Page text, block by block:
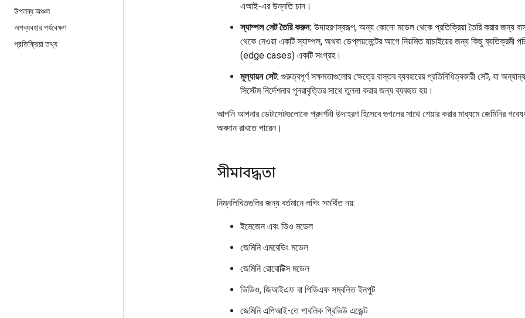
উপলব্ধ অঞ্চল
অপব্যবহার পর্যবেক্ষণ
প্রতিক্রিয়া তথ্য
এআই-এর উন্নতি চান।
স্যাম্পল সেট তৈরি করুন: উদাহরণস্বরূপ, অন্য কোনো মডেল থেকে প্রতিক্রিয়া তৈরি করার জন্য
থেকে নেওয়া একটি স্যাম্পল, অথবা ডেপ্লয়মেন্টের আগে নিয়মিত যাচাইয়ের জন্য কিছু ব্যতিক্রমী
(edge ​​cases) একটি সংগ্রহ।
মূল্যায়ন সেট: গুরুত্বপূর্ণ সক্ষমতাগুলোর ক্ষেত্রে বাস্তব ব্যবহারের প্রতিনিধিত্বকারী সেট, যা
সিস্টেম নির্দেশনার পুনরাবৃত্তির সাথে তুলনা করার জন্য ব্যবহৃত হয়।
আপনি আপনার ডেটাসেটগুলোকে প্রদর্শনী উদাহরণ হিসেবে গুগলের সাথে শেয়ার করার মাধ্যমে জেমিনির
অবদান রাখতে পারেন।
সীমাবদ্ধতা
নিম্নলিখিতগুলির জন্য বর্তমানে লগিং সমর্থিত নয়:
ইমেজেন এবং ভিও মডেল
জেমিনি এমবেডিং মডেল
জেমিনি রোবোটিক্স মডেল
ভিডিও, জিআইএফ বা পিডিএফ সম্বলিত ইনপুট
জেমিনি এপিআই-তে পাবলিক প্রিভিউ এজেন্ট